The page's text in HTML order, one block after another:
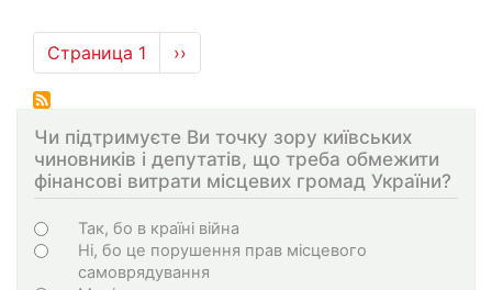
Нумерация
страниц
Страница 1
Следующая
страница
››
Чи підтримуєте Ви точку зору київських
чиновників і депутатів, що треба обмежити
фінансові витрати місцевих громад України?
Choices
Так, бо в країні війна
Ні, бо це порушення прав місцевого
самоврядування